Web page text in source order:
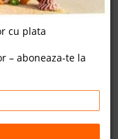
Antalya,
cu plata
– aboneaza-te la